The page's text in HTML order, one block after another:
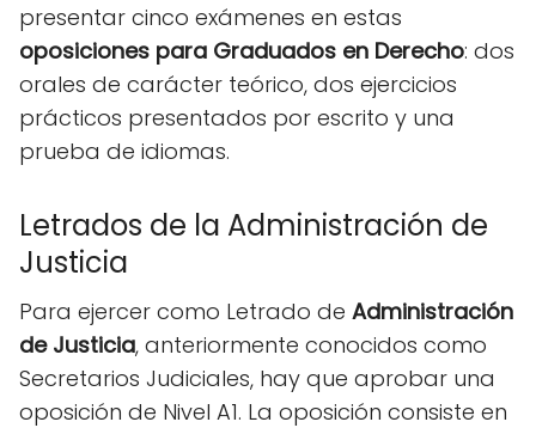
presentar cinco exámenes en estas
oposiciones para Graduados en Derecho: dos
orales de carácter teórico, dos ejercicios
prácticos presentados por escrito y una
prueba de idiomas.
Letrados de la Administración de
Justicia
Para ejercer como Letrado de Administración
de Justicia, anteriormente conocidos como
Secretarios Judiciales, hay que aprobar una
oposición de Nivel A1. La oposición consiste en